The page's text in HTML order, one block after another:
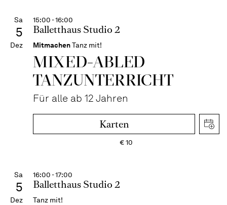
Sa
5
Dez
15:00 - 16:00
Balletthaus Studio 2
MitmachenTanz mit!
MIXED-­ABLED
TANZ­UNTER­RICHT
Für alle ab 12 Jahren
Karten
€10
Sa
5
Dez
16:00 - 17:00
Balletthaus Studio 2
Tanz mit!